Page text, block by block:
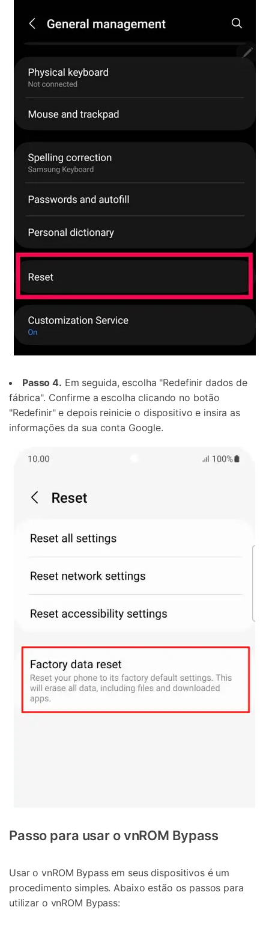
Passo 4. Em seguida, escolha "Redefinir dados de
fábrica". Confirme a escolha clicando no botão
"Redefinir" e depois reinicie o dispositivo e insira as
informações da sua conta Google.
Passo para usar o vnROM Bypass
Usar o vnROM Bypass em seus dispositivos é um
procedimento simples. Abaixo estão os passos para
utilizar o vnROM Bypass: